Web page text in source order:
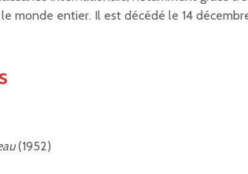
monde entier. Il est décédé le 14
(1952)